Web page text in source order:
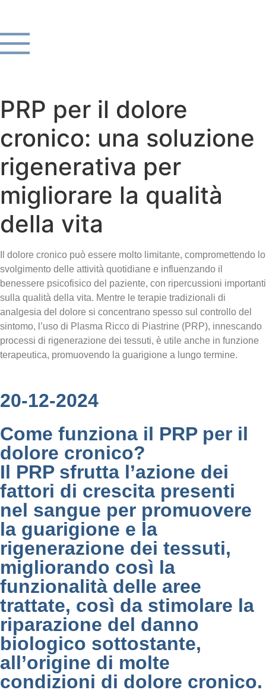
PRP per il dolore
cronico: una soluzione
rigenerativa per
migliorare la qualità
della vita
Il dolore cronico può essere molto limitante, compromettendo lo
svolgimento delle attività quotidiane e influenzando il
benessere psicofisico del paziente, con ripercussioni importanti
sulla qualità della vita. Mentre le terapie tradizionali di
analgesia del dolore si concentrano spesso sul controllo del
sintomo, l’uso di Plasma Ricco di Piastrine (PRP), innescando
processi di rigenerazione dei tessuti, è utile anche in funzione
terapeutica, promuovendo la guarigione a lungo termine.
20-12-2024
Come funziona il PRP per il
dolore cronico?
Il PRP sfrutta l’azione dei
fattori di crescita presenti
nel sangue per promuovere
la guarigione e la
rigenerazione dei tessuti,
migliorando così la
funzionalità delle aree
trattate, così da stimolare la
riparazione del danno
biologico sottostante,
all’origine di molte
condizioni di dolore cronico.